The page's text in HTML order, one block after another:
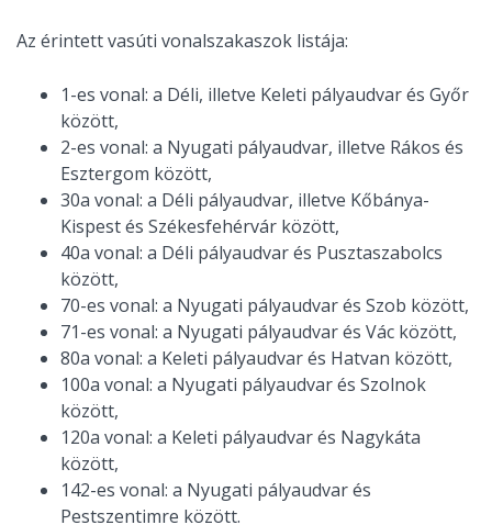
Az érintett vasúti vonalszakaszok listája:
1-es vonal: a Déli, illetve Keleti pályaudvar és Győr
között,
2-es vonal: a Nyugati pályaudvar, illetve Rákos és
Esztergom között,
30a vonal: a Déli pályaudvar, illetve Kőbánya-
Kispest és Székesfehérvár között,
40a vonal: a Déli pályaudvar és Pusztaszabolcs
között,
70-es vonal: a Nyugati pályaudvar és Szob között,
71-es vonal: a Nyugati pályaudvar és Vác között,
80a vonal: a Keleti pályaudvar és Hatvan között,
100a vonal: a Nyugati pályaudvar és Szolnok
között,
120a vonal: a Keleti pályaudvar és Nagykáta
között,
142-es vonal: a Nyugati pályaudvar és
Pestszentimre között.